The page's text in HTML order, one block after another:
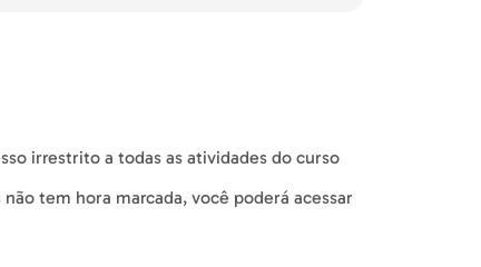
irrestrito a todas as atividades do curso
tem hora marcada, você poderá acessar